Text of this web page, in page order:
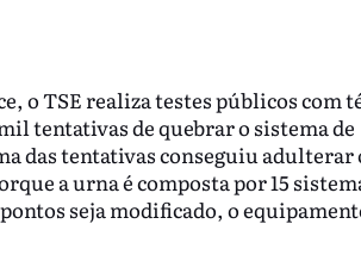
o TSE realiza testes públicos com
tentativas de quebrar o sistema de
das tentativas conseguiu adulterar
a urna é composta por 15
seja modificado, o